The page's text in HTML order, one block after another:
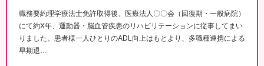
職務要約理学療法士免許取得後、医療法人〇〇会（回復期・一般病院）
にて約X年、運動器・脳血管疾患のリハビリテーションに従事してまい
りました。患者様一人ひとりのADL向上はもとより、多職種連携による
早期退…